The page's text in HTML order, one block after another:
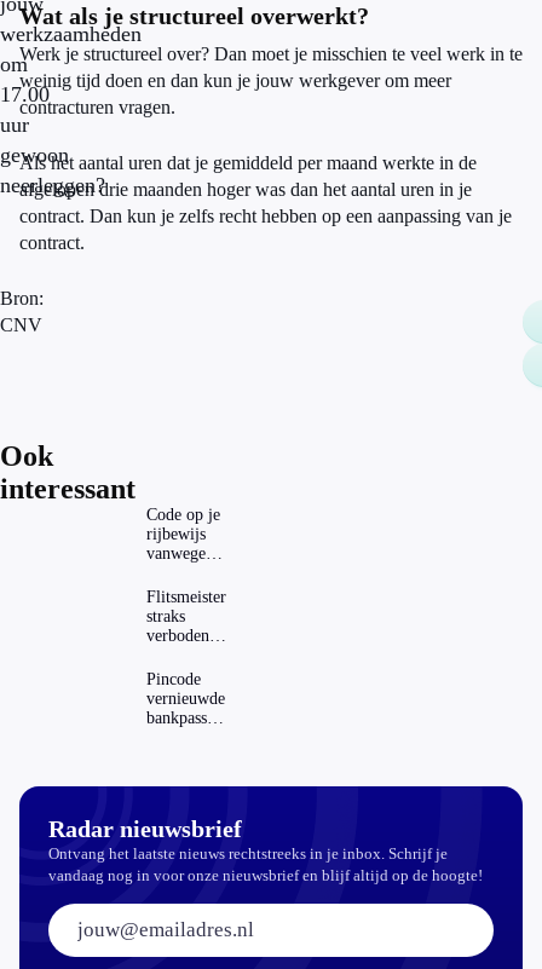
werkzaamheden
om
17.00
uur
gewoon
neerleggen?
Wat als je structureel overwerkt?
Werk je structureel over? Dan moet je misschien te veel werk in te
weinig tijd doen en dan kun je jouw werkgever om meer
contracturen vragen.
Als het aantal uren dat je gemiddeld per maand werkte in de
afgelopen drie maanden hoger was dan het aantal uren in je
contract. Dan kun je zelfs recht hebben op een aanpassing van je
contract.
Bron:
CNV
Ook
interessant
Code op je
rijbewijs
vanwege
autisme?
Zo
verwijder
Flitsmeister
straks
verboden?
regels in
Nederland
en het
buitenland
Pincode
vernieuwde
bankpassen
Radar nieuwsbrief
Ontvang het laatste nieuws rechtstreeks in je inbox. Schrijf je
vandaag nog in voor onze nieuwsbrief en blijf altijd op de hoogte!
E-mailadres: